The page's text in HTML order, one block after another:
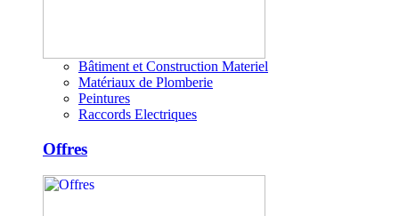
Bâtiment et Construction Materiel
Matériaux de Plomberie
Peintures
Raccords Electriques
Offres